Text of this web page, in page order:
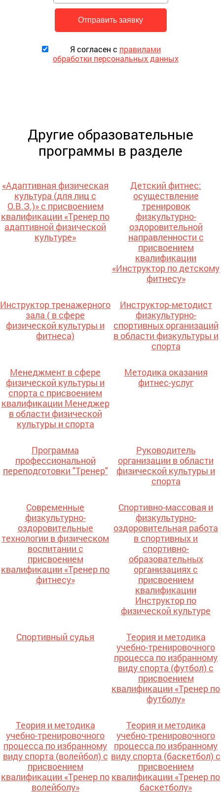
Я согласен с правилами
обработки персональных данных
Другие образовательные
программы в разделе
«Адаптивная физическая
культура (для лиц с
О.В.З.)» с присвоением
квалификации «Тренер по
адаптивной физической
культуре»
Детский фитнес:
осуществление
тренировок
физкультурно-
оздоровительной
направленности с
присвоением
квалификации
«Инструктор по детскому
фитнесу»
Инструктор тренажерного
зала ( в сфере
физической культуры и
фитнеса)
Инструктор-методист
физкультурно-
спортивных организаций
в области физкультуры и
спорта
Менеджмент в сфере
физической культуры и
спорта с присвоением
квалификации Менеджер
в области физической
культуры и спорта
Методика оказания
фитнес-услуг
Программа
профессиональной
переподготовки "Тренер"
Руководитель
организации в области
физической культуры и
спорта
Современные
физкультурно-
оздоровительные
технологии в физическом
воспитании с
присвоением
квалификации «Тренер по
фитнесу»
Спортивно-массовая и
физкультурно-
оздоровительная работа
в спортивных и
спортивно-
образовательных
организациях с
присвоением
квалификации
Инструктор по
физической культуре
Спортивный судья
Теория и методика
учебно-тренировочного
процесса по избранному
виду спорта (футбол) с
присвоением
квалификации «Тренер по
футболу»
Теория и методика
учебно-тренировочного
процесса по избранному
виду спорта (волейбол) с
присвоением
квалификации «Тренер по
волейболу»
Теория и методика
учебно-тренировочного
процесса по избранному
виду спорта (баскетбол) с
присвоением
квалификации «Тренер по
баскетболу»